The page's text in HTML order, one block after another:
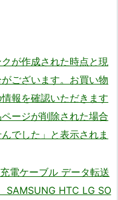
電ケーブル データ転送
SAMSUNG HTC LG SO